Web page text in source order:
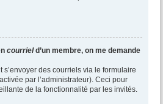
courrield’un membre, on me demande
des courriels via le formulaire
par l’administrateur). Ceci pour
de la fonctionnalité par les invités.